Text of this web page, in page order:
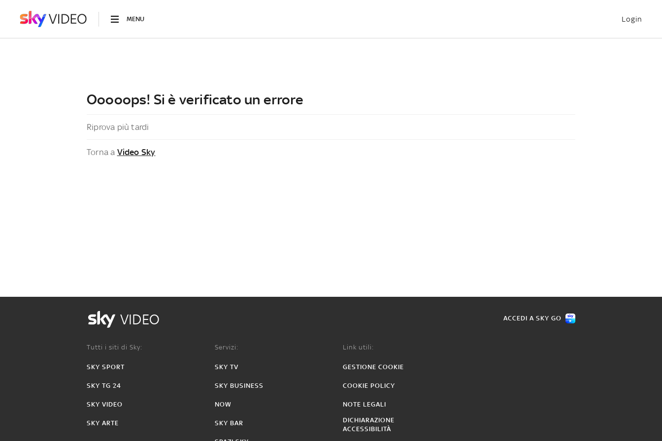
MENU Login
Ooooops! Si è verificato un errore
Riprova più tardi
Torna a Video Sky
VIDEO ACCEDI A SKY GO
Tutti i siti di Sky:
SKY SPORT
SKY TG 24
SKY VIDEO
SKY ARTE
Servizi:
SKY TV
SKY BUSINESS
NOW
SKY BAR
Link utili:
GESTIONE COOKIE
COOKIE POLICY
NOTE LEGALI
DICHIARAZIONE
ACCESSIBILITÀ